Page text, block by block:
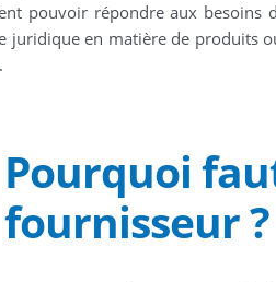
pouvoir répondre aux besoins
juridique en matière de produits
Pourquoi
fournisseur ?